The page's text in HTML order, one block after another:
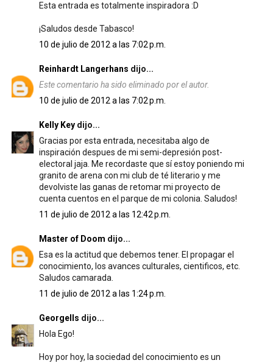
Esta entrada es totalmente inspiradora :D
¡Saludos desde Tabasco!
10 de julio de 2012 a las 7:02 p.m.
Reinhardt Langerhans dijo...
Este comentario ha sido eliminado por el autor.
10 de julio de 2012 a las 7:02 p.m.
Kelly Keydijo...
Gracias por esta entrada, necesitaba algo de
inspiración despues de mi semi-depresión post-
electoral jaja. Me recordaste que sí estoy poniendo mi
granito de arena con mi club de té literario y me
devolviste las ganas de retomar mi proyecto de
cuenta cuentos en el parque de mi colonia. Saludos!
11 de julio de 2012 a las 12:42 p.m.
Master of Doom dijo...
Esa es la actitud que debemos tener. El propagar el
conocimiento, los avances culturales, cientificos, etc.
Saludos camarada.
11 de julio de 2012 a las 1:24 p.m.
Georgells dijo...
Hola Ego!
Hoy por hoy, la sociedad del conocimiento es un